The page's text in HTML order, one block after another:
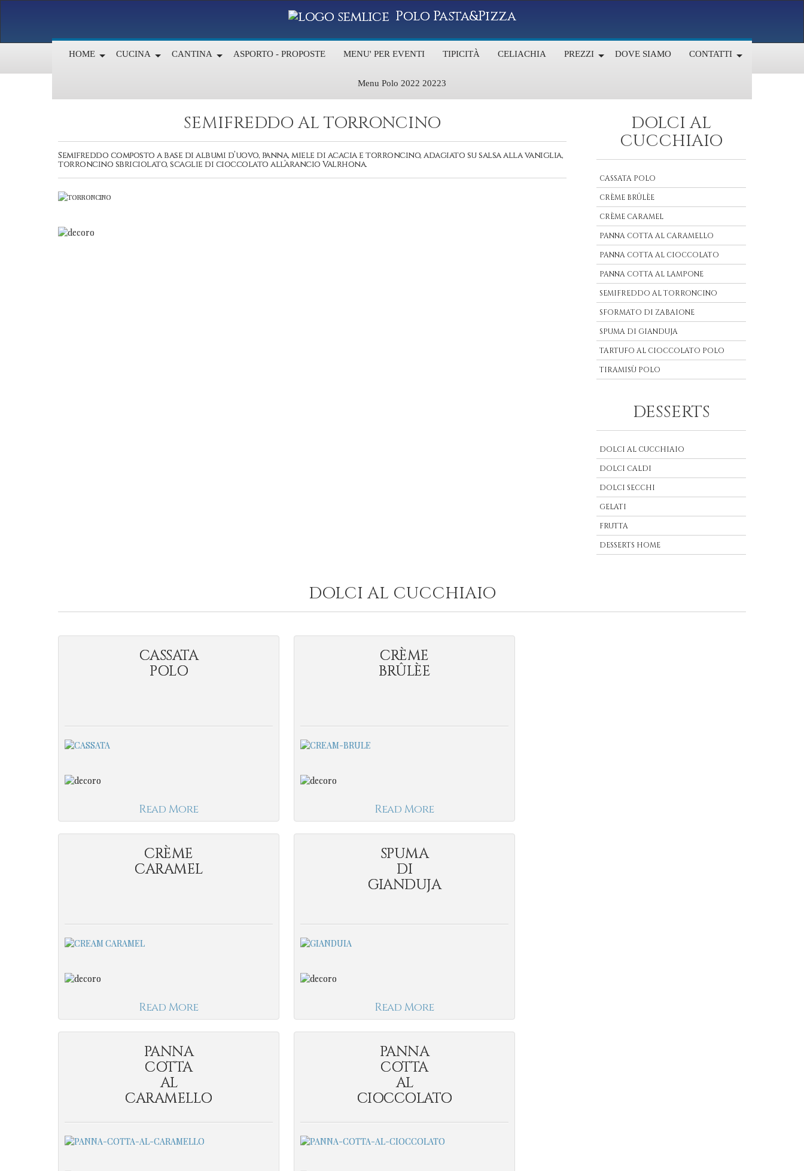
Polo Pasta&Pizza
HOME CUCINA CANTINA ASPORTO - PROPOSTE MENU' PER EVENTI TIPICITÀ CELIACHIA PREZZI DOVE SIAMO CONTATTI
Menu Polo 2022 20223
SEMIFREDDO AL TORRONCINO
Semifreddo composto a base di albumi d’uovo, panna, miele di acacia e torroncino, adagiato su salsa alla vaniglia,
torroncino sbriciolato, scaglie di cioccolato all’arancio Valrhona.
DOLCI AL
CUCCHIAIO
CASSATA POLO
CRÈME BRÛLÈE
CRÈME CARAMEL
PANNA COTTA AL CARAMELLO
PANNA COTTA AL CIOCCOLATO
PANNA COTTA AL LAMPONE
SEMIFREDDO AL TORRONCINO
SFORMATO DI ZABAIONE
SPUMA DI GIANDUJA
TARTUFO AL CIOCCOLATO POLO
TIRAMISÙ POLO
DESSERTS
DOLCI AL CUCCHIAIO
DOLCI CALDI
DOLCI SECCHI
GELATI
FRUTTA
DESSERTS HOME
DOLCI AL CUCCHIAIO
CASSATA
POLO
Read More
CRÈME
BRÛLÈE
Read More
CRÈME
CARAMEL
Read More
SPUMA
DI
GIANDUJA
Read More
PANNA
COTTA
AL
CARAMELLO
PANNA
COTTA
AL
CIOCCOLATO